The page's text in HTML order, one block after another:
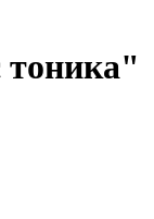
тоника"